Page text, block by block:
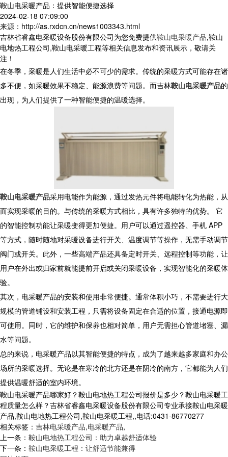
鞍山电采暖产品：提供智能便捷选择
2024-02-18 07:09:00
来源：http://as.rxdcn.cn/news1003343.html
吉林省睿鑫电采暖设备股份有限公司为您免费提供鞍山电采暖产品,鞍山
电地热工程公司,鞍山电采暖工程等相关信息发布和资讯展示，敬请关
注！
在冬季，采暖是人们生活中必不可少的需求。传统的采暖方式可能存在诸
多不便，如采暖效果不稳定、能源浪费等问题。而吉林鞍山电采暖产品的
出现，为人们提供了一种智能便捷的温暖选择。
鞍山电采暖产品采用电能作为能源，通过发热元件将电能转化为热能，从
而实现采暖的目的。与传统的采暖方式相比，具有许多独特的优势。 它
的智能控制功能让采暖变得更加便捷。用户可以通过遥控器、手机 APP
等方式，随时随地对采暖设备进行开关、温度调节等操作，无需手动调节
阀门或开关。此外，一些高端产品还具备定时开关、远程控制等功能，让
用户在外出或归家前就能提前开启或关闭采暖设备，实现智能化的采暖体
验。
其次，电采暖产品的安装和使用非常便捷。通常体积小巧，不需要进行大
规模的管道铺设和安装工程，只需将设备固定在合适的位置，接通电源即
可使用。同时，它的维护和保养也相对简单，用户无需担心管道堵塞、漏
水等问题。
总的来说，电采暖产品以其智能便捷的特点，成为了越来越多家庭和办公
场所的采暖选择。无论是在寒冷的北方还是在阴冷的南方，它都能为人们
提供温暖舒适的室内环境。
鞍山电采暖产品哪家好？鞍山电地热工程公司报价是多少？鞍山电采暖工
程质量怎么样？吉林省睿鑫电采暖设备股份有限公司专业承接鞍山电采暖
产品,鞍山电地热工程公司,鞍山电采暖工程,,电话:0431-86770277
相关标签： 吉林电采暖产品,电采暖产品,
上一条： 鞍山电地热工程公司：助力卓越舒适体验
下一条： 鞍山电采暖工程：让舒适节能兼得